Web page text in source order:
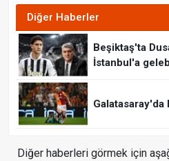
Diğer Haberler
Beşiktaş'ta
İstanbul'a
Galatasaray'da
Diğer haberleri görmek için